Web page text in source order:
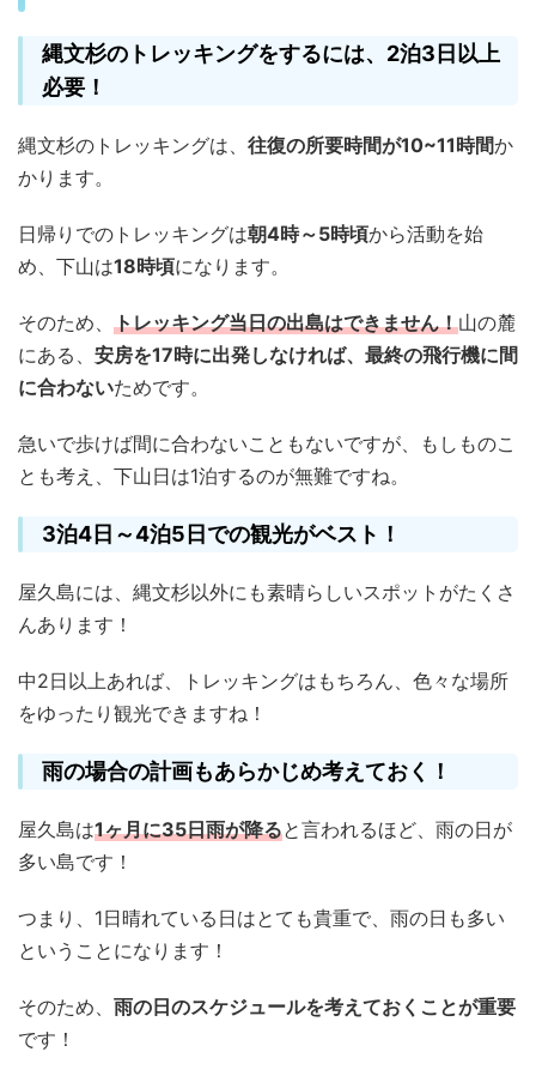
縄文杉のトレッキングをするには、2泊3日以上
必要！
縄文杉のトレッキングは、 往復の所要時間が10~11時間か
かります。
日帰りでのトレッキングは朝4時～5時頃から活動を始
め、下山は18時頃になります。
そのため、 トレッキング当日の出島はできません！山の麓
にある、 安房を17時に出発しなければ、最終の飛行機に間
に合わないためです。
急いで歩けば間に合わないこともないですが、もしものこ
とも考え、下山日は1泊するのが無難ですね。
3泊4日～4泊5日での観光がベスト！
屋久島には、縄文杉以外にも素晴らしいスポットがたくさ
んあります！
中2日以上あれば、トレッキングはもちろん、色々な場所
をゆったり観光できますね！
雨の場合の計画もあらかじめ考えておく！
屋久島は1ヶ月に35日雨が降ると言われるほど、雨の日が
多い島です！
つまり、1日晴れている日はとても貴重で、雨の日も多い
ということになります！
そのため、 雨の日のスケジュールを考えておくことが重要
です！